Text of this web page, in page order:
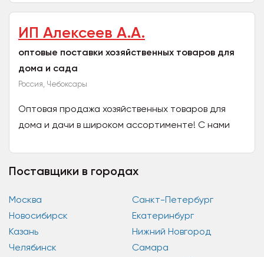
вопроса – работать с...
ИП Алексеев А.А.
оптовые поставки хозяйственных товаров для
дома и сада
Россия, Чебоксары
Оптовая продажа хозяйственных товаров для
дома и дачи в широком ассортименте! С нами
комплектуем ассортимент...
Поставщики в городах
Москва
Санкт-Петербург
Новосибирск
Екатеринбург
Казань
Нижний Новгород
Челябинск
Самара